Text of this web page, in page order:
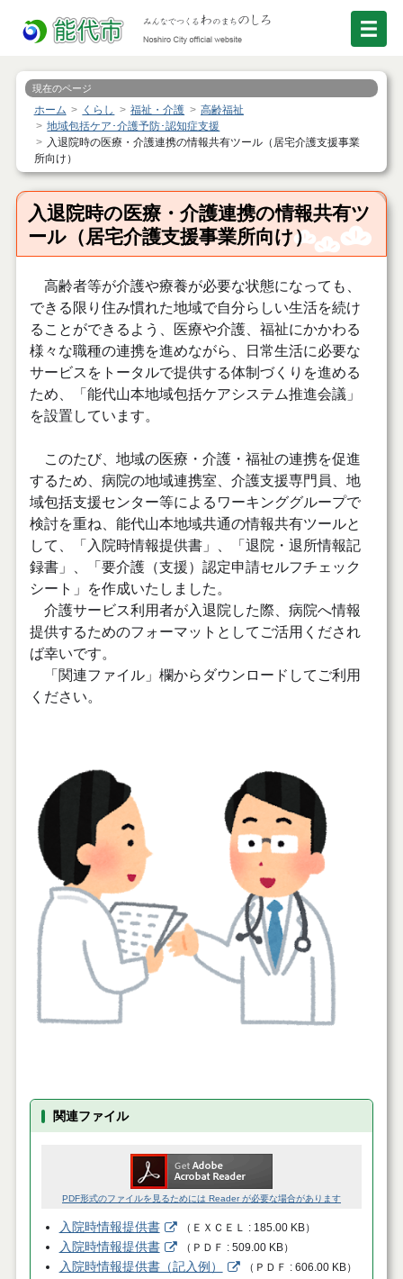
現在のページ
ホーム くらし 福祉・介護
高齢福祉
地域包括ケア･介護予防･認知症支援
入退院時の医療・介護連携の情報共有ツール（居宅介護支援事業
所向け）
入退院時の医療・介護連携の情報共有ツ
ール（居宅介護支援事業所向け）
高齢者等が介護や療養が必要な状態になっても、
できる限り住み慣れた地域で自分らしい生活を続け
ることができるよう、医療や介護、福祉にかかわる
様々な職種の連携を進めながら、日常生活に必要な
サービスをトータルで提供する体制づくりを進める
ため、「能代山本地域包括ケアシステム推進会議」
を設置しています。
このたび、地域の医療・介護・福祉の連携を促進
するため、病院の地域連携室、介護支援専門員、地
域包括支援センター等によるワーキンググループで
検討を重ね、能代山本地域共通の情報共有ツールと
して、「入院時情報提供書」、「退院・退所情報記
録書」、「要介護（支援）認定申請セルフチェック
シート」を作成いたしました。
介護サービス利用者が入退院した際、病院へ情報
提供するためのフォーマットとしてご活用くだされ
ば幸いです。
「関連ファイル」欄からダウンロードしてご利用
ください。
関連ファイル
PDF形式のファイルを見るためには Reader が必要な場合があります
入院時情報提供書 （ ＥＸＣＥＬ 185.00 KB）
入院時情報提供書 （ ＰＤＦ 509.00 KB）
入院時情報提供書（記入例） （ ＰＤＦ 606.00 KB）